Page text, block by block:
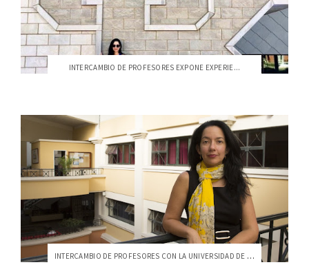
INTERCAMBIO DE PROFESORES EXPONE EXPERIE...
INTERCAMBIO DE PROFESORES CON LA UNIVERSIDAD DE KENTUCKY